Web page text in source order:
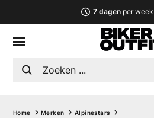
7 dagenper week
Home Merken Alpinestars